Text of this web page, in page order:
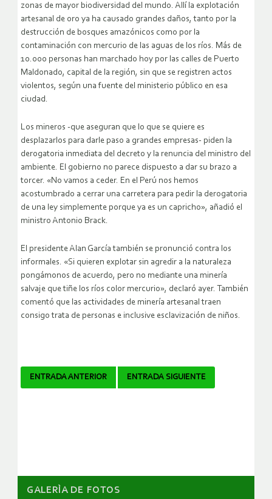
zonas de mayor biodiversidad del mundo. Allí la explotación
artesanal de oro ya ha causado grandes daños, tanto por la
destrucción de bosques amazónicos como por la
contaminación con mercurio de las aguas de los ríos. Más de
10.000 personas han marchado hoy por las calles de Puerto
Maldonado, capital de la región, sin que se registren actos
violentos, según una fuente del ministerio público en esa
ciudad.
Los mineros -que aseguran que lo que se quiere es
desplazarlos para darle paso a grandes empresas- piden la
derogatoria inmediata del decreto y la renuncia del ministro del
ambiente. El gobierno no parece dispuesto a dar su brazo a
torcer. «No vamos a ceder. En el Perú nos hemos
acostumbrado a cerrar una carretera para pedir la derogatoria
de una ley simplemente porque ya es un capricho», añadió el
ministro Antonio Brack.
El presidente Alan García también se pronunció contra los
informales. «Si quieren explotar sin agredir a la naturaleza
pongámonos de acuerdo, pero no mediante una minería
salvaje que tiñe los ríos color mercurio», declaró ayer. También
comentó que las actividades de minería artesanal traen
consigo trata de personas e inclusive esclavización de niños.
Navegador
ENTRADA ANTERIOR ENTRADA SIGUIENTE
GALERÌA DE FOTOS